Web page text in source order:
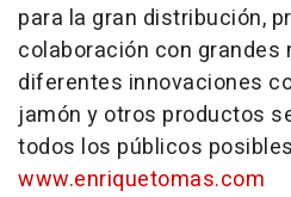
para la gran distribución,
colaboración con grandes
diferentes innovaciones
jamón y otros productos
todos los públicos
www.enriquetomas.com